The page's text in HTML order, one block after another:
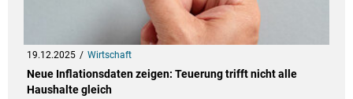
19.12.2025 Wirtschaft
Neue Inflationsdaten zeigen: Teuerung trifft nicht alle
Haushalte gleich